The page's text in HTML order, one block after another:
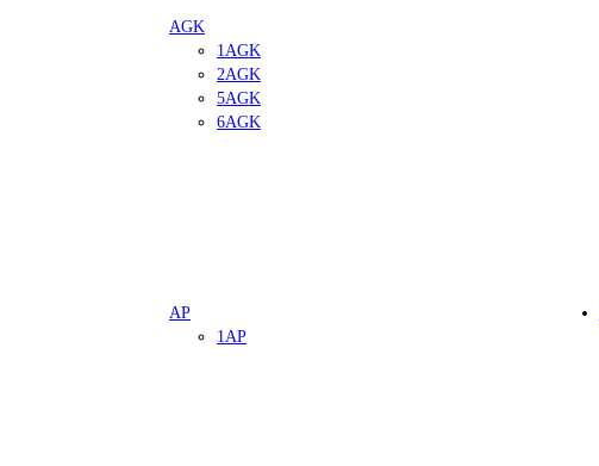
AGK
1AGK
2AGK
5AGK
6AGK
AP
1AP